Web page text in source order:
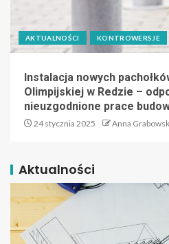
AKTUALNOŚCI KONTROWERSJE
Instalacja nowych
Olimpijskiej w Redzie –
nieuzgodnione prace
24 stycznia 2025 Anna
Aktualności